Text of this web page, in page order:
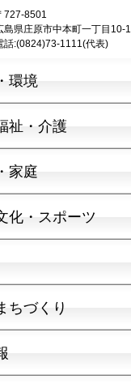
727-8501
島県庄原市中本町一丁目10-1
話:(0824)73-1111(代表)
環境
祉・介護
家庭
化・スポーツ
ちづくり